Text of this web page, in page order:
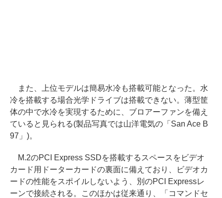
また、上位モデルは簡易水冷も搭載可能となった。水
冷を搭載する場合光学ドライブは搭載できない。薄型筐
体の中で水冷を実現するために、ブロアーファンを備え
ていると見られる(製品写真では山洋電気の「San Ace B
97」)。
M.2のPCI Express SSDを搭載するスペースをビデオ
カード用ドーターカードの裏面に備えており、ビデオカ
ードの性能をスポイルしないよう、別のPCI Expressレ
ーンで接続される。このほかは従来通り、「コマンドセ